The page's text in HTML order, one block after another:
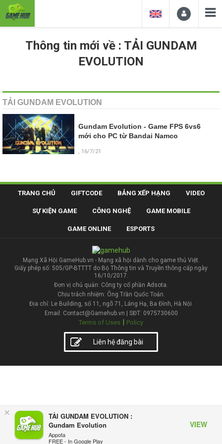
×
TẢI GUNDAM EVOLUTION :
Gundam Evolution
Appota
FREE - In Google Play
VIEW
Thông tin mới về : TẢI GUNDAM
EVOLUTION
TẢI GUNDAM EVOLUTION
Gundam Evolution - Game FPS 6vs6
mới cho PC từ Bandai Namco
, 16/7/21
TRANG CHỦ GIFTCODE BẢNG XẾP HẠNG VIDEO
SỰ KIỆN GAME CÔNG NGHỆ GAME MOBILE
GAME ONLINE ESPORTS
Mạng Xã Hội GameHub.vn - Mạng xã hội dành cho game thủ Việt.
Giấy phép số: 505/GP-BTTTT do Bộ Thông tin và Truyền thông cấp ngày
16/10/2017.
Đơn vị chủ quản: Công ty cổ phần Adsota.
Chịu trách nhiệm: Ông Trần Quốc Toản.
Địa chỉ: Le Building, số 11, ngõ 71, Láng Hạ, Ba Đình, Hà Nội.
Email: Contact@Gamehub.vn | SĐT: 0975730600
Terms of Uses | Policy
Liên hệ đăng bài